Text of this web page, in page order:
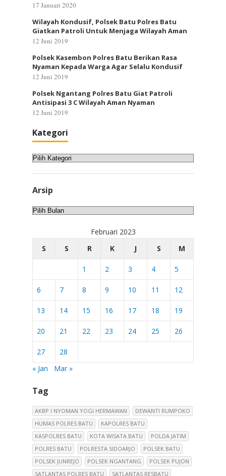
17 Januari 2020
Wilayah Kondusif, Polsek Batu Polres Batu
Giatkan Patroli Untuk Menjaga Wilayah Aman
12 Juni 2019
Polsek Kasembon Polres Batu Berikan Rasa
Nyaman Kepada Warga Agar Selalu Kondusif
12 Juni 2019
Polsek Ngantang Polres Batu Giat Patroli
Antisipasi 3 C Wilayah Aman Nyaman
12 Juni 2019
Kategori
Kategori
Arsip
Arsip
Februari 2023
S
S R K J S M
1 2 3 4 5
6 7 8 9 10 11 12
13 14 15 16 17 18 19
20 21 22 23 24 25 26
27
28
« Jan
Mar »
Tag
AKBP I NYOMAN YOGI HERMAWAN
DEWANTI RUMPOKO
HUMAS POLRES BATU
KAPOLRES BATU
KASPOLRES BATU
KOTA WISATA BATU
POLDA JATIM
POLRES BATU
POLRESTA SIDOARJO
POLSEK BATU
POLSEK JUNREJO
POLSEK NGANTANG
POLSEK PUJON
SATLANTAS POLRES BATU
SATLANTAS RESBATU